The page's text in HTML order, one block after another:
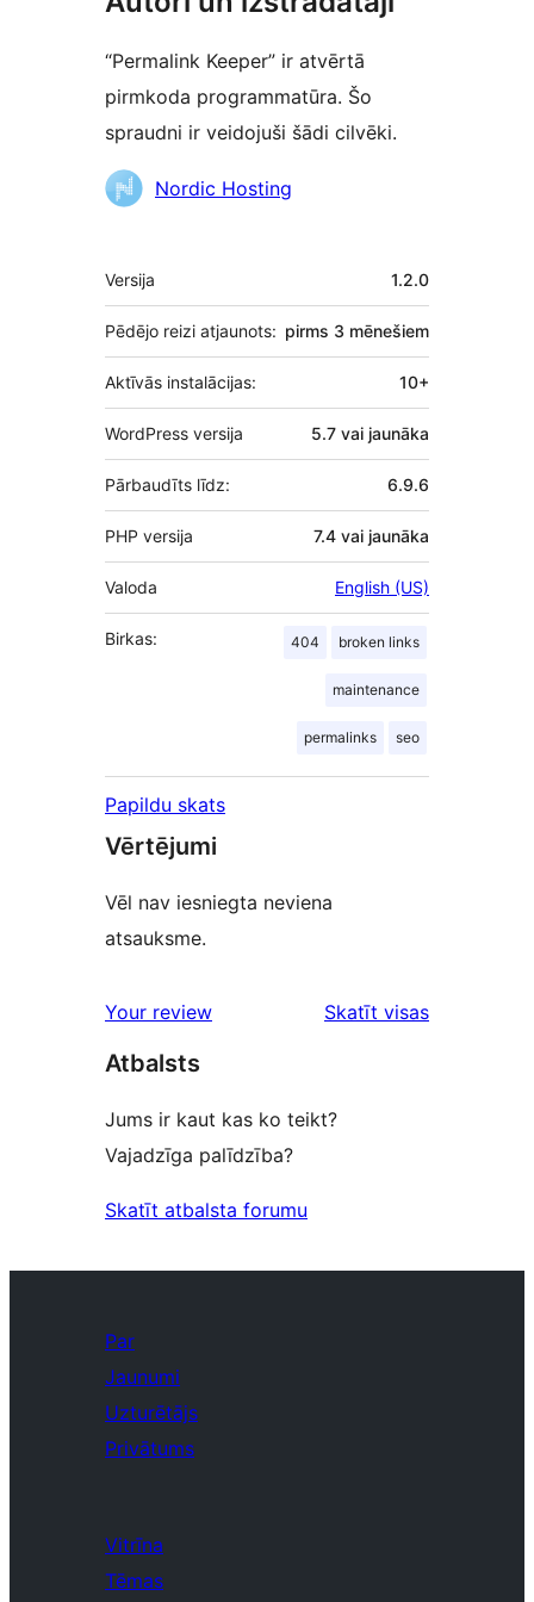
“Permalink Keeper” ir atvērtā
pirmkoda programmatūra. Šo
spraudni ir veidojuši šādi cilvēki.
Līdzdalībnieki
Nordic Hosting
Meta
Versija 1.2.0
Pēdējo reizi atjaunots: pirms 3 mēnešiem
Aktīvās instalācijas: 10+
WordPress versija 5.7 vai jaunāka
Pārbaudīts līdz: 6.9.6
PHP versija 7.4 vai jaunāka
Valoda English (US)
Birkas: 404 broken links
maintenance
permalinks seo
Papildu skats
Vērtējumi
Vēl nav iesniegta neviena
atsauksme.
Your review
Skatīt visas
Atbalsts
Jums ir kaut kas ko teikt?
Vajadzīga palīdzība?
Skatīt atbalsta forumu
Par
Jaunumi
Uzturētājs
Privātums
Vitrīna
Tēmas